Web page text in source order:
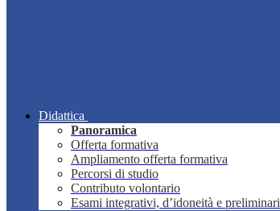
Didattica
Panoramica
Offerta formativa
Ampliamento offerta formativa
Percorsi di studio
Contributo volontario
Esami integrativi, d’idoneità e preliminari